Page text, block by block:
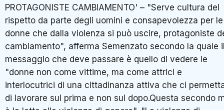
PROTAGONISTE CAMBIAMENTO' – "Serve cultura del
rispetto da parte degli uomini e consapevolezza per le
donne che dalla violenza si può uscire, protagoniste
cambiamento", afferma Semenzato secondo la quale
messaggio che deve passare è quello di vedere le
"donne non come vittime, ma come attrici e
interlocutrici di una cittadinanza attiva che ci
di lavorare sul prima e non sul dopo.Questa secondo